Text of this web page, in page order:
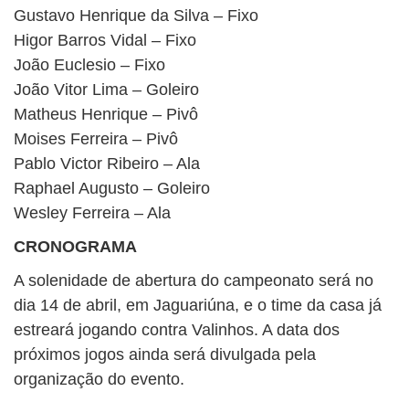
Gustavo Henrique da Silva – Fixo
Higor Barros Vidal – Fixo
João Euclesio – Fixo
João Vitor Lima – Goleiro
Matheus Henrique – Pivô
Moises Ferreira – Pivô
Pablo Victor Ribeiro – Ala
Raphael Augusto – Goleiro
Wesley Ferreira – Ala
CRONOGRAMA
A solenidade de abertura do campeonato será no
dia 14 de abril, em Jaguariúna, e o time da casa já
estreará jogando contra Valinhos. A data dos
próximos jogos ainda será divulgada pela
organização do evento.